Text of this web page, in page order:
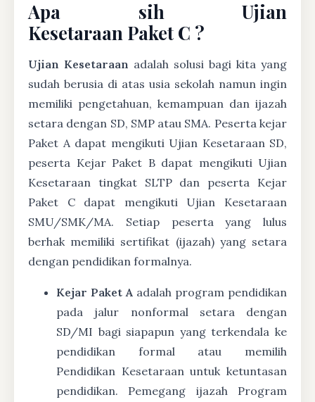
Apa sih Ujian
Kesetaraan Paket C ?
Ujian Kesetaraan adalah solusi bagi kita yang
sudah berusia di atas usia sekolah namun ingin
memiliki pengetahuan, kemampuan dan ijazah
setara dengan SD, SMP atau SMA. Peserta kejar
Paket A dapat mengikuti Ujian Kesetaraan SD,
peserta Kejar Paket B dapat mengikuti Ujian
Kesetaraan tingkat SLTP dan peserta Kejar
Paket C dapat mengikuti Ujian Kesetaraan
SMU/SMK/MA. Setiap peserta yang lulus
berhak memiliki sertifikat (ijazah) yang setara
dengan pendidikan formalnya.
Kejar Paket A adalah program pendidikan
pada jalur nonformal setara dengan
SD/MI bagi siapapun yang terkendala ke
pendidikan formal atau memilih
Pendidikan Kesetaraan untuk ketuntasan
pendidikan. Pemegang ijazah Program